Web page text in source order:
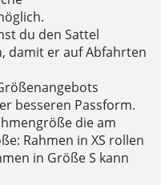
du den Sattel
damit er auf Abfahrten
besseren Passform.
die am
Rahmen in XS rollen
in Größe S kann